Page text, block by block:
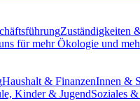
Zuständigkeiten
für mehr Ökologie und
Haushalt & FinanzenInnen &
Kinder & JugendSoziales